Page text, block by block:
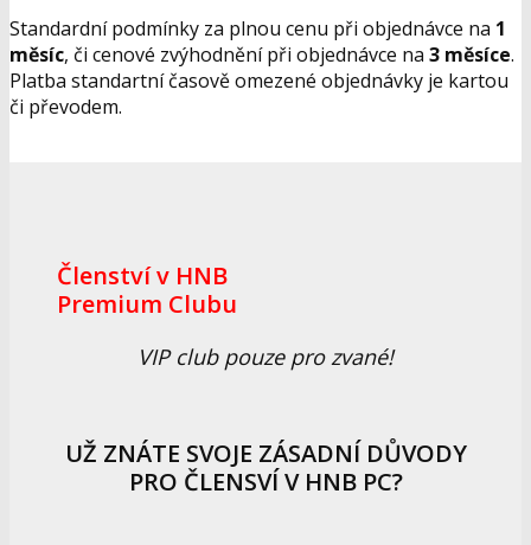
Standardní podmínky za plnou cenu při objednávce na 1
měsíc, či cenové zvýhodnění při objednávce na 3 měsíce.
Platba standartní časově omezené objednávky je kartou
či převodem.
Členství v HNB
Premium Clubu
VIP club pouze pro zvané!
UŽ ZNÁTE SVOJE ZÁSADNÍ DŮVODY
PRO ČLENSVÍ V HNB PC?